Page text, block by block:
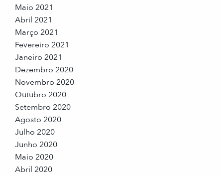
Maio 2021
Abril 2021
Março 2021
Fevereiro 2021
Janeiro 2021
Dezembro 2020
Novembro 2020
Outubro 2020
Setembro 2020
Agosto 2020
Julho 2020
Junho 2020
Maio 2020
Abril 2020